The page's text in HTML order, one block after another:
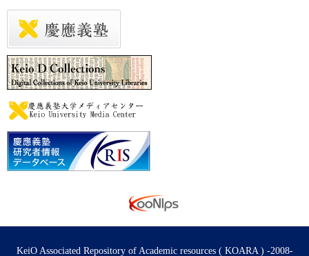
KeiO Associated Repository of Academic resources ( KOARA ) -2008-